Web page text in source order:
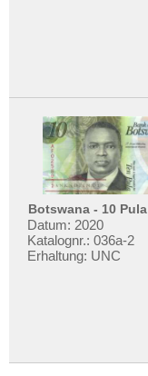
Botswana - 10
Datum: 2020
Katalognr.: 036a-2
Erhaltung: UNC